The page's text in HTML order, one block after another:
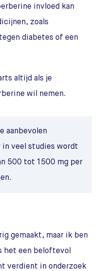
invloed kan
zoals
diabetes of een
altijd als je
wil nemen.
aanbevolen
in veel studies wordt
500 tot 1500 mg per
gemaakt, maar ik ben
het een beloftevol
verdient in onderzoek